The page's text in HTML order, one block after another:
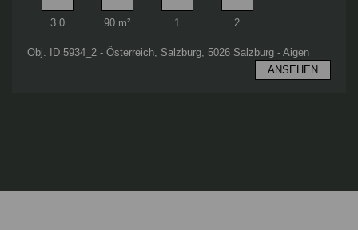
Zimmer
3.0
Wohnfläche
90 m²
Badezimmer
1
Schlafzimmer
2
Obj. ID 5934_2 - Österreich, Salzburg, 5026 Salzburg - Aigen
ANSEHEN